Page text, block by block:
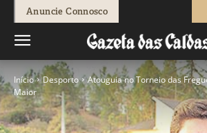
Anuncie Connosco
Início Desporto
Atouguia no Torneio das
Maior